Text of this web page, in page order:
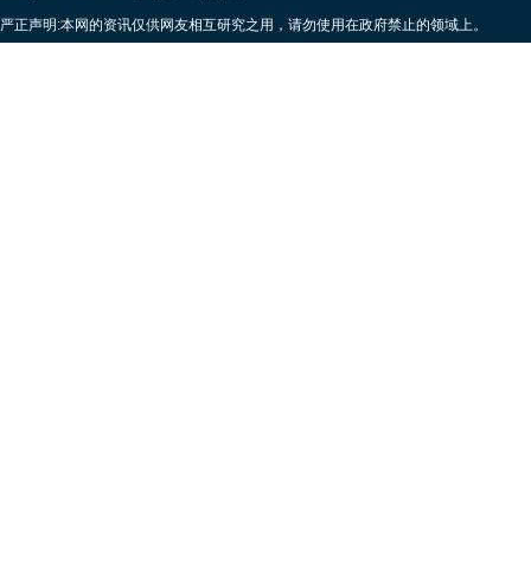
严正声明:本网的资讯仅供网友相互研究之用，请勿使用在政府禁止的领域上。